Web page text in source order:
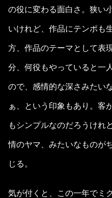
の役に変わる面白さ。狭い
いけれど、作品にテンポも
方、作品のテーマとして表
分、何役もやっていると一
ので、感情的な深さみたい
ぁ、という印象もあり。客
もシンプルなのだろうけれ
情のヤマ、みたいなものが
じる。
気が付くと、この一年でミ